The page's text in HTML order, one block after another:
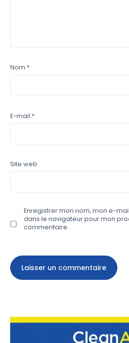
Nom *
E-mail *
Site web
Enregistrer mon nom, mon e-
dans le navigateur pour mon
commentaire.